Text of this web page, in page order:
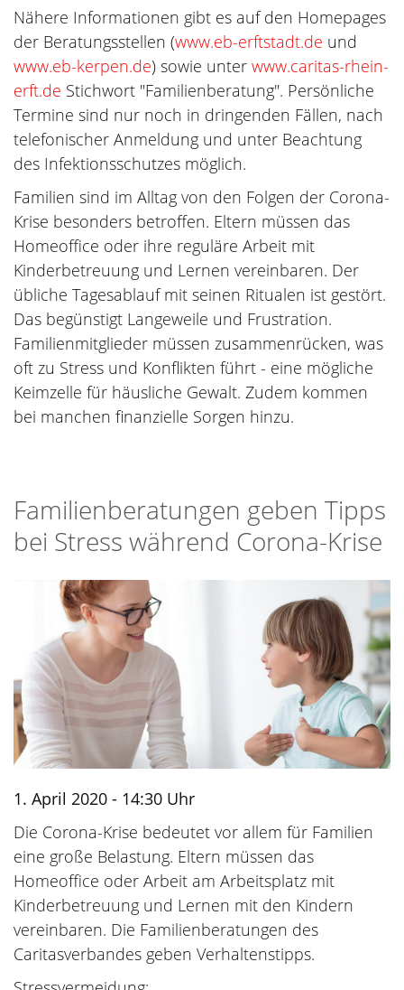
Nähere Informationen gibt es auf den Homepages
der Beratungsstellen (www.eb-erftstadt.de und
www.eb-kerpen.de) sowie unter www.caritas-rhein-
erft.de Stichwort "Familienberatung". Persönliche
Termine sind nur noch in dringenden Fällen, nach
telefonischer Anmeldung und unter Beachtung
des Infektionsschutzes möglich.
Familien sind im Alltag von den Folgen der Corona-
Krise besonders betroffen. Eltern müssen das
Homeoffice oder ihre reguläre Arbeit mit
Kinderbetreuung und Lernen vereinbaren. Der
übliche Tagesablauf mit seinen Ritualen ist gestört.
Das begünstigt Langeweile und Frustration.
Familienmitglieder müssen zusammenrücken, was
oft zu Stress und Konflikten führt - eine mögliche
Keimzelle für häusliche Gewalt. Zudem kommen
bei manchen finanzielle Sorgen hinzu.
Familienberatungen geben Tipps
bei Stress während Corona-Krise
1. April 2020 - 14:30 Uhr
Die Corona-Krise bedeutet vor allem für Familien
eine große Belastung. Eltern müssen das
Homeoffice oder Arbeit am Arbeitsplatz mit
Kinderbetreuung und Lernen mit den Kindern
vereinbaren. Die Familienberatungen des
Caritasverbandes geben Verhaltenstipps.